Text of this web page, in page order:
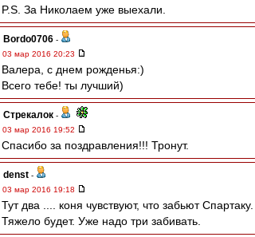
P.S. За Николаем уже выехали.
Bordo0706 -
03 мар 2016 20:23
Валера, с днем рожденья:)
Всего тебе! ты лучший)
Стрекалок -
03 мар 2016 19:52
Спасибо за поздравления!!! Тронут.
denst -
03 мар 2016 19:18
Тут два .... коня чувствуют, что забьют Спартаку.
Тяжело будет. Уже надо три забивать.